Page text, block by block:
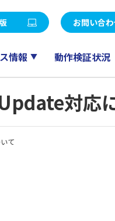
お問い合
情報 動作検証状況
Edition
eValue V
ドキュ
公告
トナープログラム
対応
て